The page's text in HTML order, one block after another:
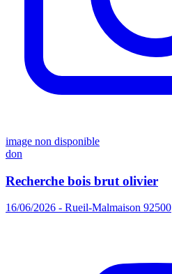
image non disponible
don
Recherche bois brut olivier
16/06/2026 - Rueil-Malmaison 92500